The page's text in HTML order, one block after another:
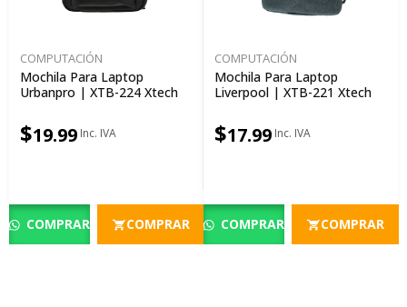
COMPUTACIÓN
Mochila Para Laptop
Urbanpro | XTB-224 Xtech
$19.99
COMPRAR COMPRAR
COMPUTACIÓN
Mochila Para Laptop
Liverpool | XTB-221 Xtech
$17.99
COMPRAR COMPRAR